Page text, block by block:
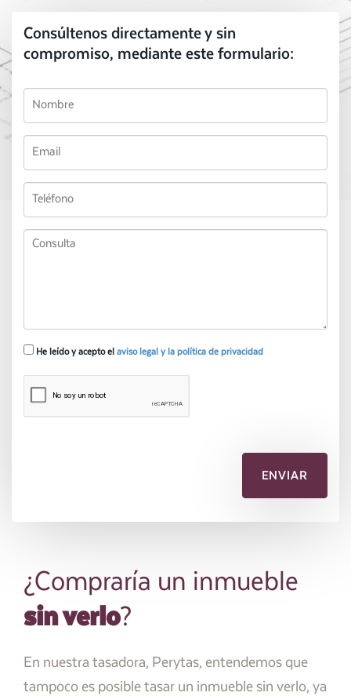
Consúltenos directamente y sin
compromiso, mediante este formulario:
He leído y acepto el aviso legal y la política de privacidad
¿Compraría un inmueble
sin verlo?
En nuestra tasadora, Perytas, entendemos que
tampoco es posible tasar un inmueble sin verlo, ya